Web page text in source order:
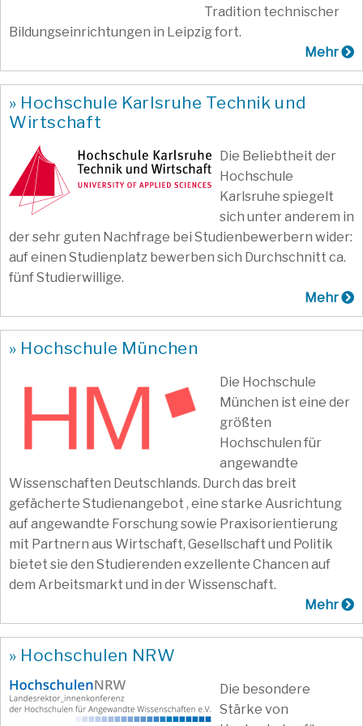
Tradition technischer
Bildungseinrichtungen in Leipzig fort.
Mehr
» Hochschule Karlsruhe Technik und
Wirtschaft
Die Beliebtheit der
Hochschule
Karlsruhe spiegelt
sich unter anderem in
der sehr guten Nachfrage bei Studienbewerbern wider:
auf einen Studienplatz bewerben sich Durchschnitt ca.
fünf Studierwillige.
Mehr
» Hochschule München
Die Hochschule
München ist eine der
größten
Hochschulen für
angewandte
Wissenschaften Deutschlands. Durch das breit
gefächerte Studienangebot , eine starke Ausrichtung
auf angewandte Forschung sowie Praxisorientierung
mit Partnern aus Wirtschaft, Gesellschaft und Politik
bietet sie den Studierenden exzellente Chancen auf
dem Arbeitsmarkt und in der Wissenschaft.
Mehr
» Hochschulen NRW
Die besondere
Stärke von